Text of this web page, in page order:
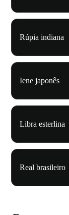
Rúpia indiana
Iene japonês
Libra esterlina
Real brasileiro